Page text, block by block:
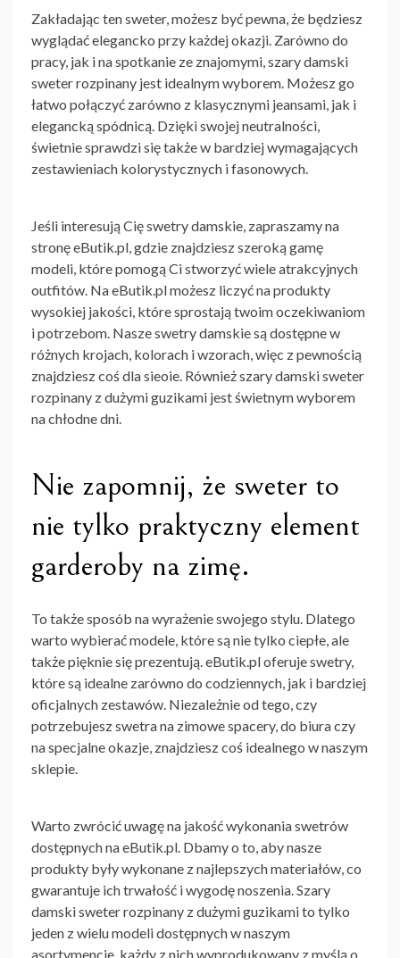
Zakładając ten sweter, możesz być pewna, że będziesz
wyglądać elegancko przy każdej okazji. Zarówno do
pracy, jak i na spotkanie ze znajomymi, szary damski
sweter rozpinany jest idealnym wyborem. Możesz go
łatwo połączyć zarówno z klasycznymi jeansami, jak i
elegancką spódnicą. Dzięki swojej neutralności,
świetnie sprawdzi się także w bardziej wymagających
zestawieniach kolorystycznych i fasonowych.
Jeśli interesują Cię swetry damskie, zapraszamy na
stronę eButik.pl, gdzie znajdziesz szeroką gamę
modeli, które pomogą Ci stworzyć wiele atrakcyjnych
outfitów. Na eButik.pl możesz liczyć na produkty
wysokiej jakości, które sprostają twoim oczekiwaniom
i potrzebom. Nasze swetry damskie są dostępne w
różnych krojach, kolorach i wzorach, więc z pewnością
znajdziesz coś dla sieoie. Również szary damski sweter
rozpinany z dużymi guzikami jest świetnym wyborem
na chłodne dni.
Nie zapomnij, że sweter to
nie tylko praktyczny element
garderoby na zimę.
To także sposób na wyrażenie swojego stylu. Dlatego
warto wybierać modele, które są nie tylko ciepłe, ale
także pięknie się prezentują. eButik.pl oferuje swetry,
które są idealne zarówno do codziennych, jak i bardziej
oficjalnych zestawów. Niezależnie od tego, czy
potrzebujesz swetra na zimowe spacery, do biura czy
na specjalne okazje, znajdziesz coś idealnego w naszym
sklepie.
Warto zwrócić uwagę na jakość wykonania swetrów
dostępnych na eButik.pl. Dbamy o to, aby nasze
produkty były wykonane z najlepszych materiałów, co
gwarantuje ich trwałość i wygodę noszenia. Szary
damski sweter rozpinany z dużymi guzikami to tylko
jeden z wielu modeli dostępnych w naszym
asortymencie, każdy z nich wyprodukowany z myślą o